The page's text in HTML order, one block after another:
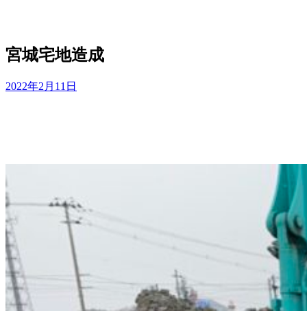
宮城宅地造成
2022年2月11日